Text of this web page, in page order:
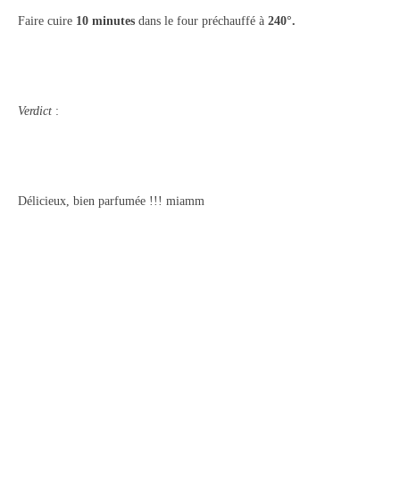
Faire cuire 10 minutes dans le four préchauffé à 240°.
Verdict :
Délicieux, bien parfumée !!! miamm